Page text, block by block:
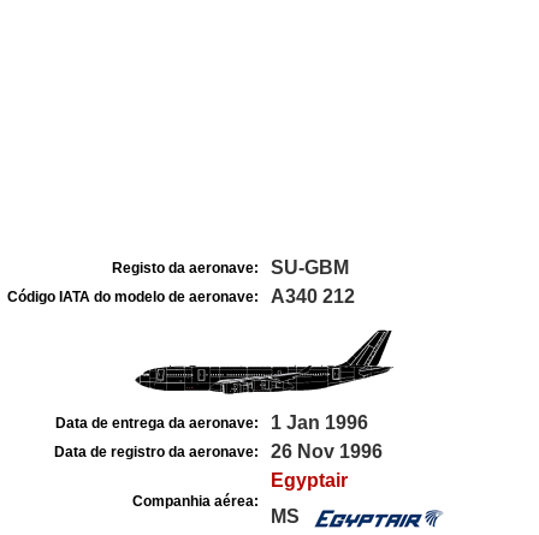
Registo da aeronave: SU-GBM
Código IATA do modelo de aeronave: A340 212
Data de entrega da aeronave: 1 Jan 1996
Data de registro da aeronave: 26 Nov 1996
Companhia aérea:
Egyptair
MS